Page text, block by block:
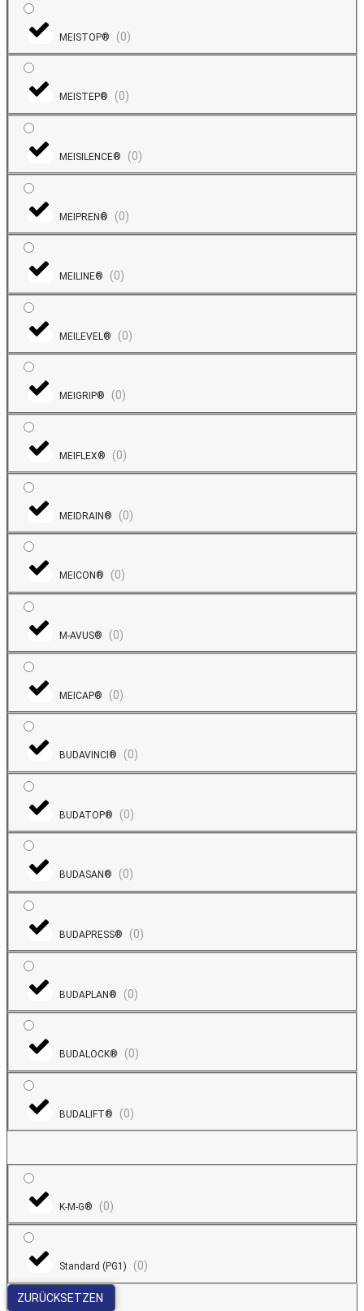
MEISTOP® (0)
MEISTEP® (0)
MEISILENCE® (0)
MEIPREN® (0)
MEILINE® (0)
MEILEVEL® (0)
MEIGRIP® (0)
MEIFLEX® (0)
MEIDRAIN® (0)
MEICON® (0)
M-AVUS® (0)
MEICAP® (0)
BUDAVINCI® (0)
BUDATOP® (0)
BUDASAN® (0)
BUDAPRESS® (0)
BUDAPLAN® (0)
BUDALOCK® (0)
BUDALIFT® (0)
K-M-G® (0)
Standard (PG1) (0)
ZURÜCKSETZEN